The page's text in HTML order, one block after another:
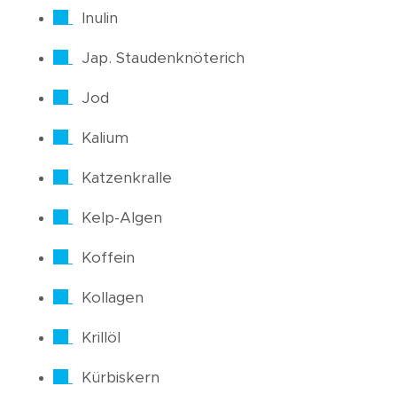
Inulin
Jap. Staudenknöterich
Jod
Kalium
Katzenkralle
Kelp-Algen
Koffein
Kollagen
Krillöl
Kürbiskern